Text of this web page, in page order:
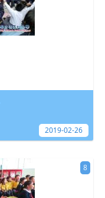
2019-02-26
8